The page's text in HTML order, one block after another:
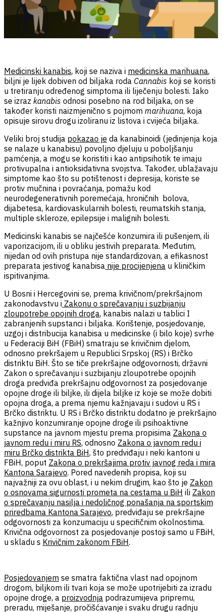
Medicinski kanabis, koji se naziva i medicinska marihuana,
biljni je lijek dobiven od biljaka roda Cannabis koji se koristi
u tretiranju određenog simptoma ili liječenju bolesti. Iako
se izraz kanabis odnosi posebno na rod biljaka, on se
također koristi naizmjenično s pojmom marihuana, koja
opisuje sirovu drogu izoliranu iz listova i cvijeća biljaka.
Veliki broj studija pokazao je da kanabinoidi (jedinjenja koja
se nalaze u kanabisu) povoljno djeluju u poboljšanju
pamćenja, a mogu se koristiti i kao antipsihotik te imaju
protivupalna i antioksidativna svojstva. Također, ublažavaju
simptome kao što su potištenost i depresija, koriste se
protiv mučnina i povraćanja, pomažu kod
neurodegenerativnih poremećaja, hroničnih bolova,
dijabetesa, kardiovaskularnih bolesti, reumatskih stanja,
multiple skleroze, epilepsije i malignih bolesti.
Medicinski kanabis se najčešće konzumira ili pušenjem, ili
vaporizacijom, ili u obliku jestivih preparata. Međutim,
nijedan od ovih pristupa nije standardizovan, a efikasnost
preparata jestivog kanabisa nije procijenjena u kliničkim
ispitivanjima.
U Bosni i Hercegovini se, prema krivičnom/prekršajnom
zakonodavstvu i Zakonu o sprečavanju i suzbijanju
zloupotrebe opojnih droga, kanabis nalazi u tablici I
zabranjenih supstanci i biljaka. Korištenje, posjedovanje,
uzgoj i distribucija kanabisa u medicinske (i bilo koje) svrhe
u Federaciji BiH (FBiH) smatraju se krivičnim djelom,
odnosno prekršajem u Republici Srpskoj (RS) i Brčko
distriktu BiH. Što se tiče prekršajne odgovornosti, državni
Zakon o sprečavanju i suzbijanju zloupotrebe opojnih
droga predviđa prekršajnu odgovornost za posjedovanje
opojne droge ili biljke, ili dijela biljke iz koje se može dobiti
opojna droga, a prema njemu kažnjavaju i sudovi u RS i
Brčko distriktu. U RS i Brčko distriktu dodatno je prekršajno
kažnjivo konzumiranje opojne droge ili psihoaktivne
supstance na javnom mjestu prema propisima Zakona o
javnom redu i miru RS, odnosno Zakona o javnom redu i
miru Brčko distrikta BiH, što predviđaju i neki kantoni u
FBiH, poput Zakona o prekršajima protiv javnog reda i mira
Kantona Sarajevo. Pored navedenih propisa, koji su
najvažniji za ovu oblast, i u nekim drugim, kao što je Zakon
o osnovama sigurnosti prometa na cestama u BiH ili Zakon
o sprečavanju nasilja i nedoličnog ponašanja na sportskim
priredbama Kantona Sarajevo, predviđaju se prekršajne
odgovornosti za konzumaciju u specifičnim okolnostima.
Krivična odgovornost za posjedovanje postoji samo u FBiH,
u skladu s Krivičnim zakonom FBiH.
Posjedovanjem se smatra faktična vlast nad opojnom
drogom, biljkom ili tvari koja se može upotrijebiti za izradu
opojne droge, a proizvodnja podrazumijeva pripremu,
preradu, miješanje, pročišćavanje i svaku drugu radnju